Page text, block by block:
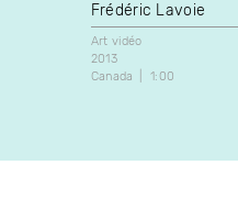
Frédéric Lavoie
Art vidéo
2013
Canada
1:00